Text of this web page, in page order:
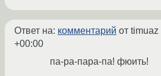
Ответ на: комментарий от timuaz
+00:00
па-ра-пара-па! фюить!